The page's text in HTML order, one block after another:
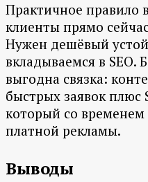
Практичное правило
клиенты прямо
Нужен дешёвый
вкладываемся в SEO.
выгодна связка:
быстрых заявок плюс
который со временем
платной рекламы.
Выводы